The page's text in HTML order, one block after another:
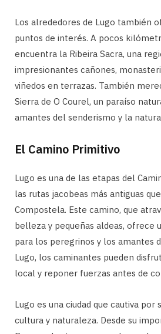
Los alrededores de Lugo también
puntos de interés. A pocos
encuentra la Ribeira Sacra, una
impresionantes cañones,
viñedos en terrazas. También
Sierra de O Courel, un paraíso
amantes del senderismo y la
El Camino Primitivo
Lugo es una de las etapas del
las rutas jacobeas más antiguas
Compostela. Este camino, que
belleza y pequeñas aldeas, ofrece
para los peregrinos y los amantes
Lugo, los caminantes pueden
local y reponer fuerzas antes de
Lugo es una ciudad que cautiva por
cultura y naturaleza. Desde su